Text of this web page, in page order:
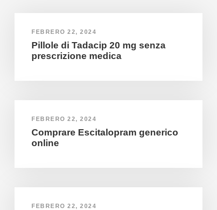
FEBRERO 22, 2024
Pillole di Tadacip 20 mg senza
prescrizione medica
FEBRERO 22, 2024
Comprare Escitalopram generico
online
FEBRERO 22, 2024